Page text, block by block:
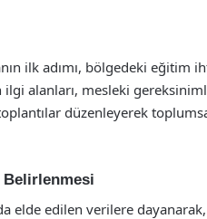
ilk adımı, bölgedeki eğitim
ilgi alanları, mesleki
düzenleyerek
Belirlenmesi
elde edilen verilere